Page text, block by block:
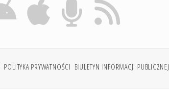
POLITYKA PRYWATNOŚCI BIULETYN INFORMACJI PUBLICZNEJ